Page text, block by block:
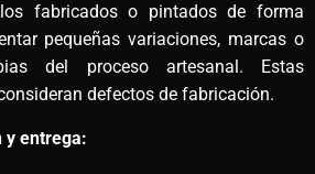
fabricados o pintados de forma
pequeñas variaciones, marcas o
del proceso artesanal. Estas
defectos de fabricación.
y entrega: